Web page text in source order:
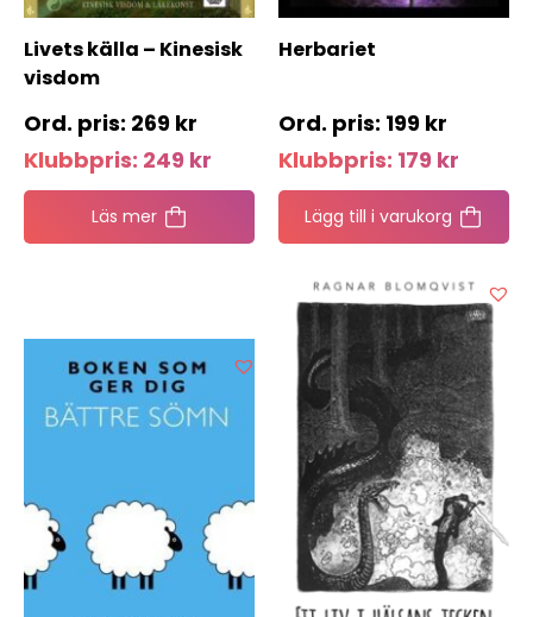
Livets källa – Kinesisk
visdom
269 kr
Klubbpris: 249 kr
Läs mer
Herbariet
199 kr
Klubbpris: 179 kr
Lägg till i varukorg